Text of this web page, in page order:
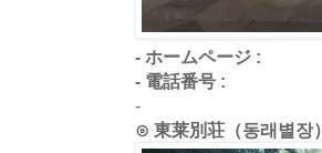
- ホームページ :
- 電話番号 :
-
⊙ 東莱別荘（동래별장）